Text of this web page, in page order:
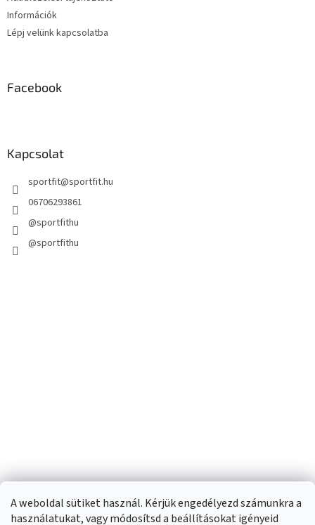
A weboldal sütiket használ. Kérjük engedélyezd számunkra a
használatukat, vagy módosítsd a beállításokat igényeid
Információk
Lépj velünk kapcsolatba
Facebook
Kapcsolat
sportfit@sportfit.hu
06706293861
@sportfithu
@sportfithu